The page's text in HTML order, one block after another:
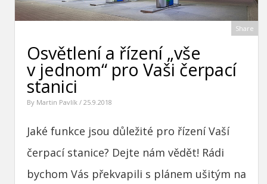
Share
Osvětlení a řízení „vše
v jednom“ pro Vaši čerpací
stanici
By Martin Pavlík / 25.9.2018
Jaké funkce jsou důležité pro řízení Vaší
čerpací stanice? Dejte nám vědět! Rádi
bychom Vás překvapili s plánem ušitým na